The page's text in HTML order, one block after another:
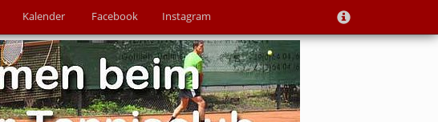
Kalender Facebook Instagram